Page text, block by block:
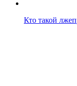
Кто такой